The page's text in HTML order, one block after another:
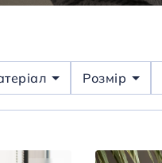
Розмір